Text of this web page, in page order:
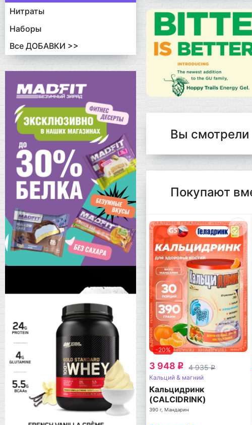
Вы смотрели
Покупают
-20%
3 948 q 4 935q
Кальций & магний
Кальцидринк
(CALCIDRINK)
390 г, Мандарин
Нитраты
Наборы
Все ДОБАВКИ >>